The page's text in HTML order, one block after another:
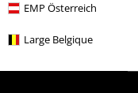
EMP Österreich
Large Belgique
E-Mail Newsletter